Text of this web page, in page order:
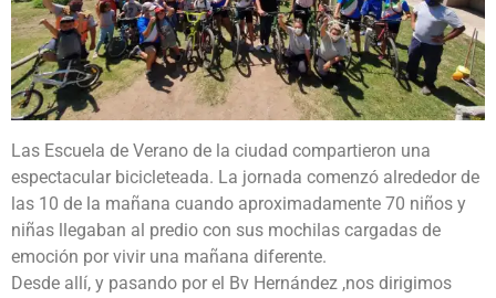
Las Escuela de Verano de la ciudad compartieron una
espectacular bicicleteada. La jornada comenzó alrededor de
las 10 de la mañana cuando aproximadamente 70 niños y
niñas llegaban al predio con sus mochilas cargadas de
emoción por vivir una mañana diferente.
Desde allí, y pasando por el Bv Hernández ,nos dirigimos